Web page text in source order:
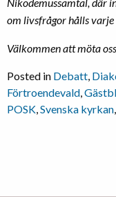
om livsfrågor hålls
Välkommen att möta
Posted in Debatt,
Förtroendevald,
POSK,Svenska kyrkan,